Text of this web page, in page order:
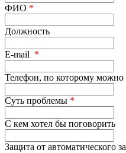
ФИО *
Должность
E-mail *
Телефон, по которому можно
Суть проблемы *
С кем хотел бы поговорить
Защита от автоматического